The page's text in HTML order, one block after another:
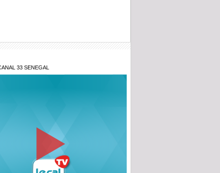
33 SENEGAL